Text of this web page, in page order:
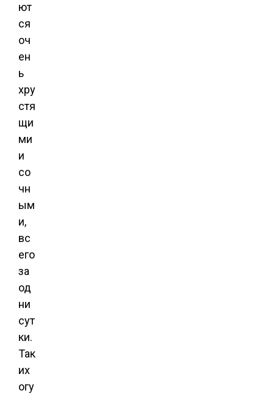
ют
ся
оч
ен
ь
хру
стя
щи
ми
и
со
чн
ым
и,
вс
его
за
од
ни
сут
ки.
Так
их
огу